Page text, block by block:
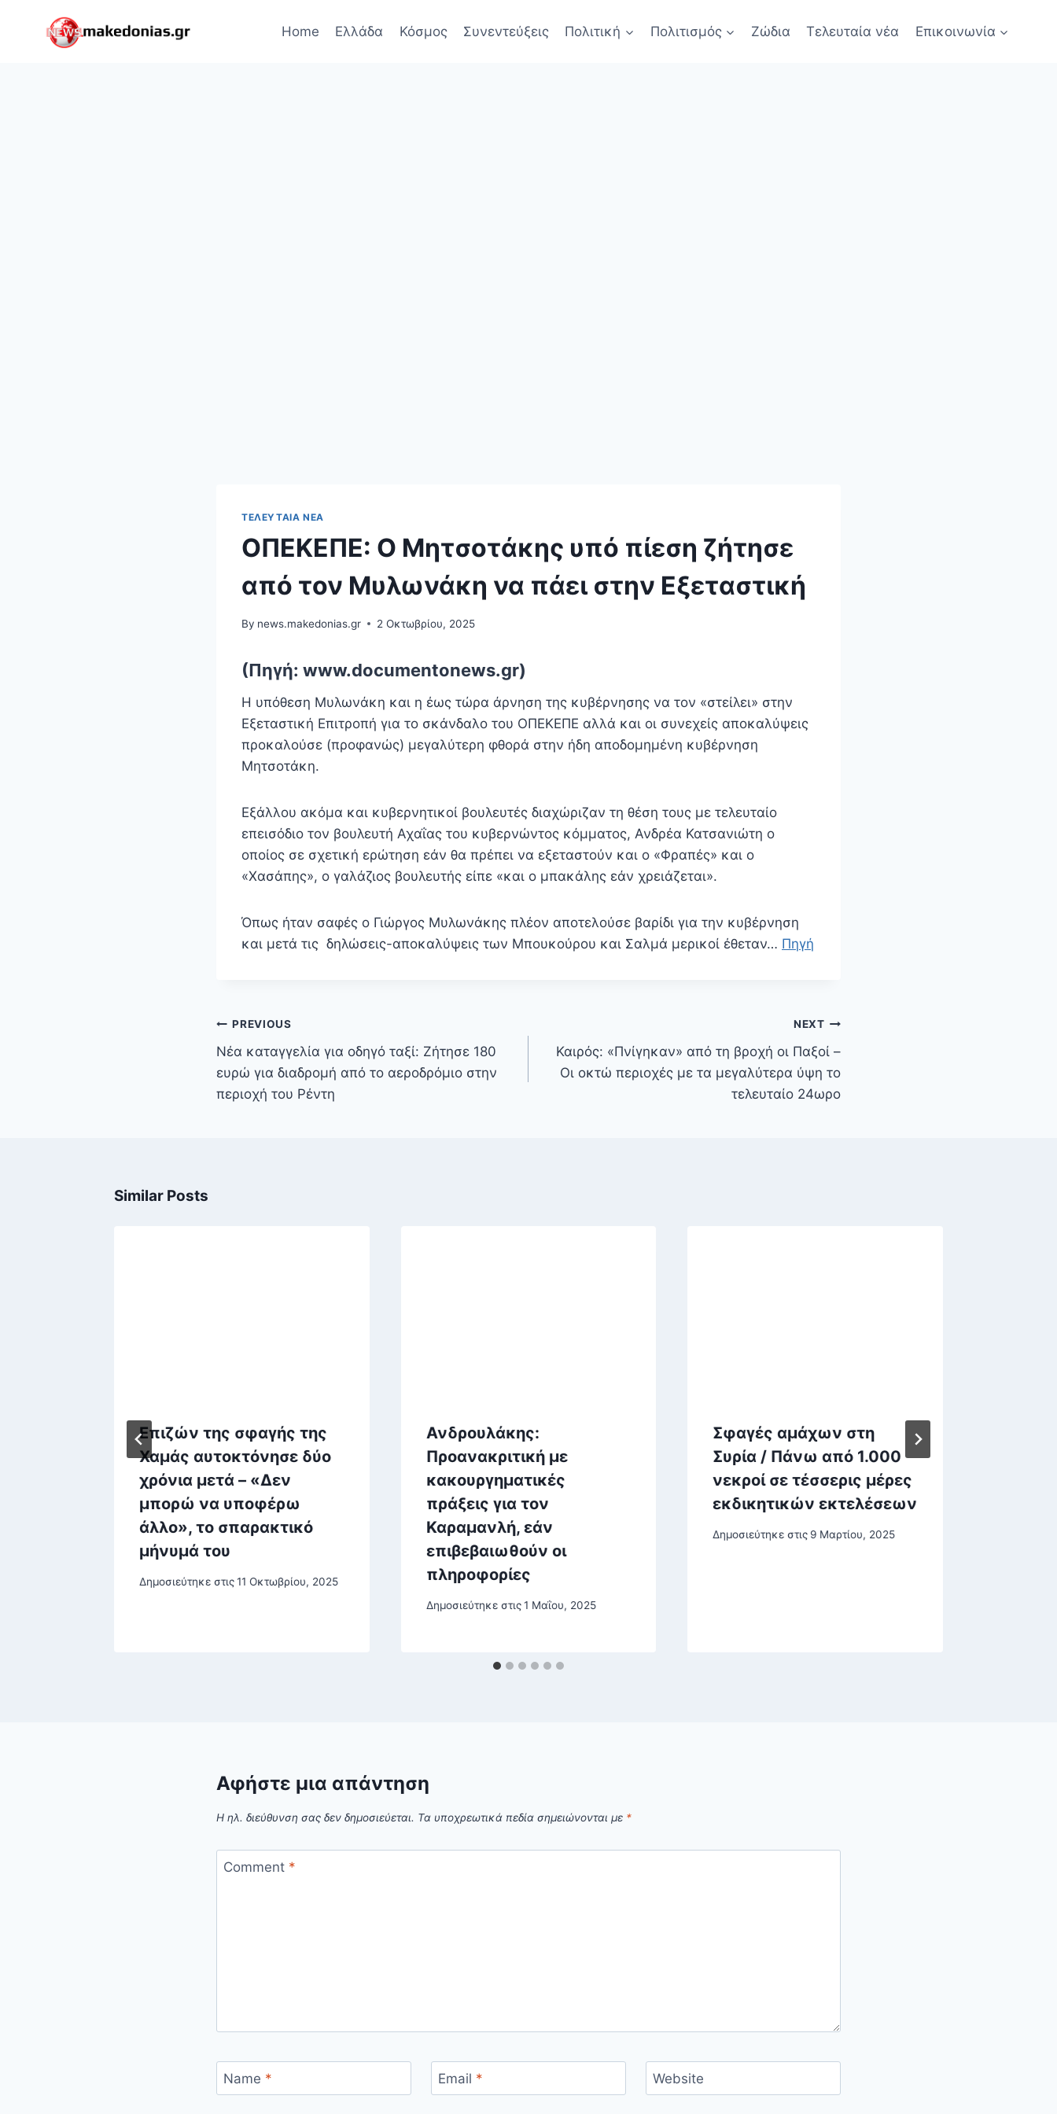
Home Ελλάδα Κόσμος Συνεντεύξεις Πολιτική Πολιτισμός Ζώδια Τελευταία νέα Επικοινωνία
ΤΕΛΕΥΤΑΊΑ ΝΈΑ
ΟΠΕΚΕΠΕ: Ο Μητσοτάκης υπό πίεση ζήτησε
από τον Μυλωνάκη να πάει στην Εξεταστική
By news.makedonias.gr 2 Οκτωβρίου, 2025
(Πηγή: www.documentonews.gr)
Η υπόθεση Μυλωνάκη και η έως τώρα άρνηση της κυβέρνησης να τον «στείλει» στην
Εξεταστική Επιτροπή για το σκάνδαλο του ΟΠΕΚΕΠΕ αλλά και οι συνεχείς αποκαλύψεις
προκαλούσε (προφανώς) μεγαλύτερη φθορά στην ήδη αποδομημένη κυβέρνηση
Μητσοτάκη.
Εξάλλου ακόμα και κυβερνητικοί βουλευτές διαχώριζαν τη θέση τους με τελευταίο
επεισόδιο τον βουλευτή Αχαΐας του κυβερνώντος κόμματος, Ανδρέα Κατσανιώτη ο
οποίος σε σχετική ερώτηση εάν θα πρέπει να εξεταστούν και ο «Φραπές» και ο
«Χασάπης», ο γαλάζιος βουλευτής είπε «και ο μπακάλης εάν χρειάζεται».
Όπως ήταν σαφές ο Γιώργος Μυλωνάκης πλέον αποτελούσε βαρίδι για την κυβέρνηση
και μετά τις δηλώσεις-αποκαλύψεις των Μπουκούρου και Σαλμά μερικοί έθεταν… Πηγή
Πλοήγηση
άρθρων
PREVIOUS
Νέα καταγγελία για οδηγό ταξί: Ζήτησε 180
ευρώ για διαδρομή από το αεροδρόμιο στην
περιοχή του Ρέντη
NEXT
Καιρός: «Πνίγηκαν» από τη βροχή οι Παξοί –
Οι οκτώ περιοχές με τα μεγαλύτερα ύψη το
τελευταίο 24ωρο
Similar Posts
Επιζών της σφαγής της
Χαμάς αυτοκτόνησε δύο
χρόνια μετά – «Δεν
μπορώ να υποφέρω
άλλο», το σπαρακτικό
μήνυμά του
Δημοσιεύτηκε στις11 Οκτωβρίου, 2025
Ανδρουλάκης:
Προανακριτική με
κακουργηματικές
πράξεις για τον
Καραμανλή, εάν
επιβεβαιωθούν οι
πληροφορίες
Δημοσιεύτηκε στις 1 Μαΐου, 2025
Σφαγές αμάχων στη
Συρία / Πάνω από 1.000
νεκροί σε τέσσερις μέρες
εκδικητικών εκτελέσεων
Δημοσιεύτηκε στις 9 Μαρτίου, 2025
Αφήστε μια απάντηση
Η ηλ. διεύθυνση σας δεν δημοσιεύεται. Τα υποχρεωτικά πεδία σημειώνονται με *
Comment *
Name * Email * Website